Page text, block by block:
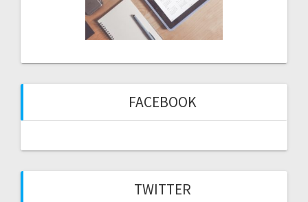
FACEBOOK
TWITTER